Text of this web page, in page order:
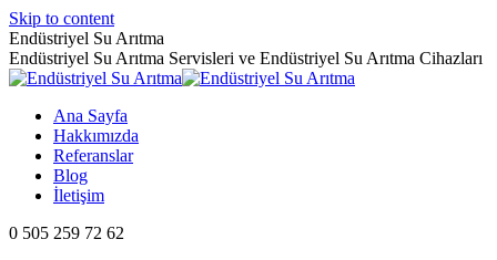
Skip to content
Endüstriyel Su Arıtma
Endüstriyel Su Arıtma Servisleri ve Endüstriyel Su Arıtma Cihazları
Ana Sayfa
Hakkımızda
Referanslar
Blog
İletişim
0 505 259 72 62